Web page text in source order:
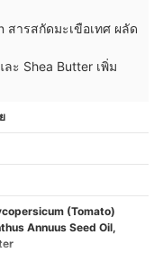
สารสกัดมะเขือเทศ ผลัด
ะ Shea Butter เพิ่ม
(Tomato)
Annuus Seed Oil,